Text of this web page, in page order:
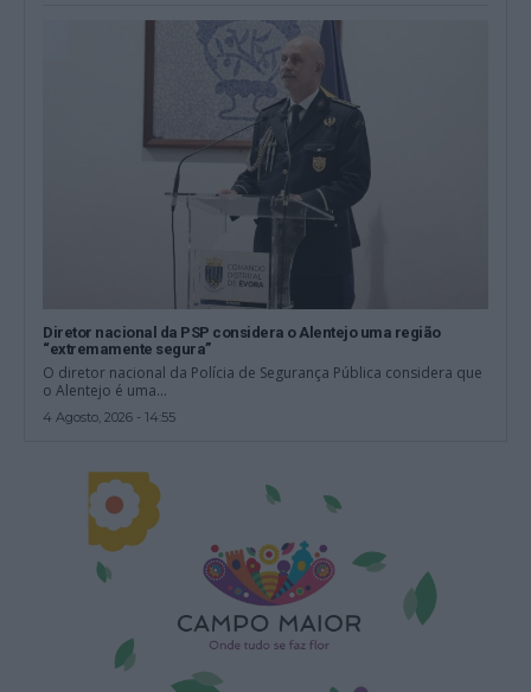
Diretor nacional da PSP considera o Alentejo uma região
“extremamente segura”
O diretor nacional da Polícia de Segurança Pública considera que
o Alentejo é uma...
4 Agosto, 2026 - 14:55